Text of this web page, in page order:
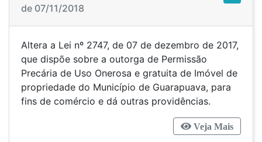
de 07/11/2018
Altera a Lei nº 2747, de 07 de dezembro de 2017,
que dispõe sobre a outorga de Permissão
Precária de Uso Onerosa e gratuita de Imóvel de
propriedade do Município de Guarapuava, para
fins de comércio e dá outras providências.
Veja Mais